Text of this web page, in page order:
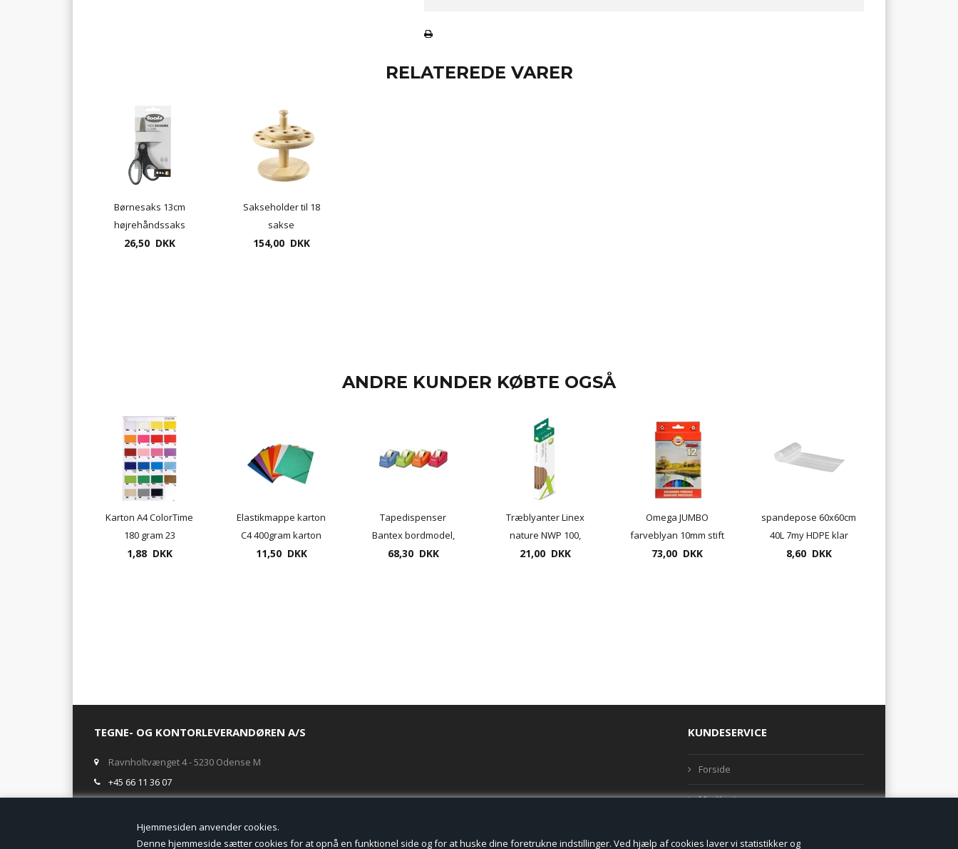
Hjemmesiden anvender cookies.
Denne hjemmeside sætter cookies for at opnå en funktionel side og for at huske dine foretrukne indstillinger. Ved hjælp af cookies laver vi statistikker og
RELATEREDE VARER
Børnesaks 13cm
højrehåndssaks
26,50 DKK
Sakseholder til 18
sakse
154,00 DKK
ANDRE KUNDER KØBTE OGSÅ
Karton A4 ColorTime
180 gram 23
forskellige farver
1,88 DKK
Elastikmappe karton
C4 400gram karton
med elastik og 3
11,50 DKK
Tapedispenser
Bantex bordmodel,
19mm tape 33 m.
68,30 DKK
Træblyanter Linex
nature NWP 100,
forskellige hårdheder
21,00 DKK
Omega JUMBO
farveblyan 10mm stift
5,6mm 12 stk.pr. æske
73,00 DKK
spandepose 60x60cm
40L 7my HDPE klar
8,60 DKK
TEGNE- OG KONTORLEVERANDØREN A/S
Ravnholtvænget 4 - 5230 Odense M
+45 66 11 36 07
salg@tegneogkontor.dk
ÅBNINGSTIDER I BUTIKKEN
KUNDESERVICE
Forside
Min Konto